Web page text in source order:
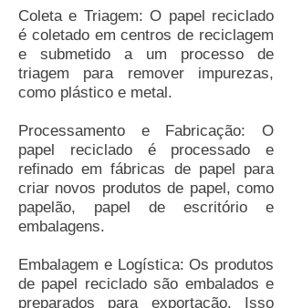
Coleta e Triagem: O papel reciclado
é coletado em centros de reciclagem
e submetido a um processo de
triagem para remover impurezas,
como plástico e metal.
Processamento e Fabricação: O
papel reciclado é processado e
refinado em fábricas de papel para
criar novos produtos de papel, como
papelão, papel de escritório e
embalagens.
Embalagem e Logística: Os produtos
de papel reciclado são embalados e
preparados para exportação. Isso